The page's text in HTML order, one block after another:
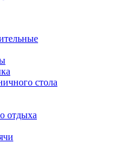
стола
отдыха